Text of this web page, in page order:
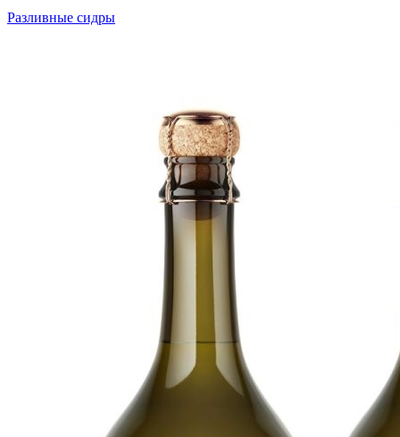
Разливные сидры